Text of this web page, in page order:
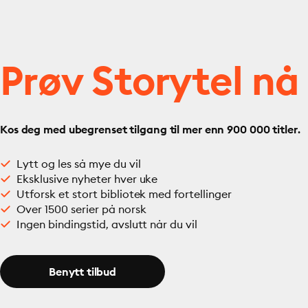
Prøv Storytel nå
Kos deg med ubegrenset tilgang til mer enn 900 000 titler.
Lytt og les så mye du vil
Eksklusive nyheter hver uke
Utforsk et stort bibliotek med fortellinger
Over 1500 serier på norsk
Ingen bindingstid, avslutt når du vil
Benytt tilbud